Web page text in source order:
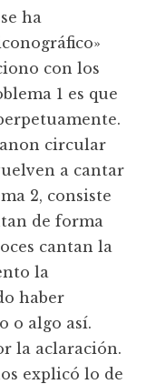
ha
con los
1 es que
circular
a cantar
2, consiste
de forma
cantan la
la
haber
o algo así.
la aclaración.
explicó lo de